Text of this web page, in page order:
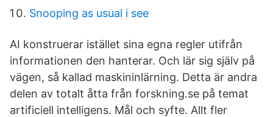
Snooping as usual i see
AI konstruerar istället sina egna regler utifrån
informationen den hanterar. Och lär sig själv på
vägen, så kallad maskininlärning. Detta är andra
delen av totalt åtta från forskning.se på temat
artificiell intelligens. Mål och syfte. Allt fler